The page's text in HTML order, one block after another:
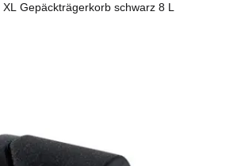
Gepäckträgerkorb schwarz 8 L